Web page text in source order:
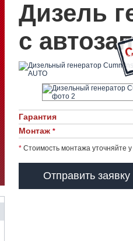
Дизель
с
Гарантия
Монтаж *
* Стоимость монтажа уточняйте
Отправить